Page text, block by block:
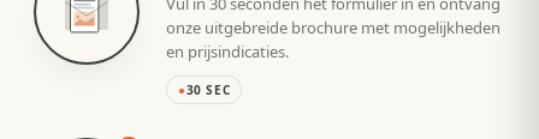
onze uitgebreide brochure met mogelijkheden
en prijsindicaties.
●30 SEC